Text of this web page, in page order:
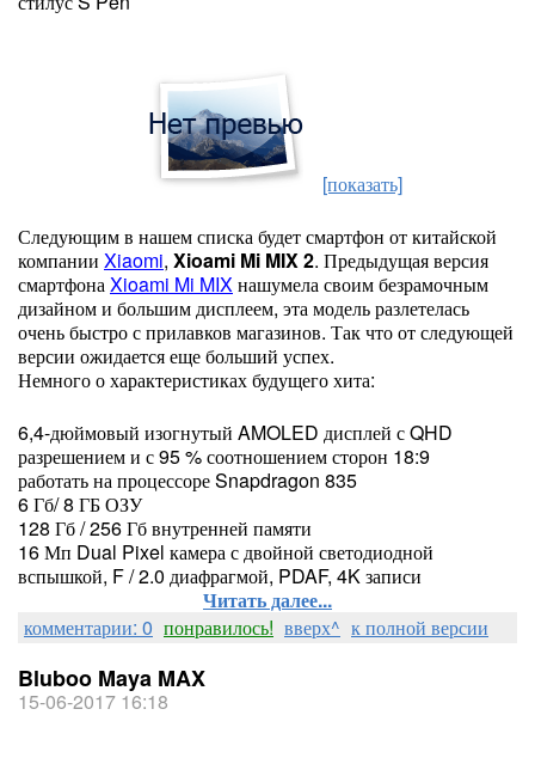
[показать]
Следующим в нашем списка будет смартфон от китайской
компании Xiaomi, Xioami Mi MIX 2. Предыдущая версия
смартфонаXioami Mi MIXнашумела своим безрамочным
дизайном и большим дисплеем, эта модель разлетелась
очень быстро с прилавков магазинов. Так что от следующей
версии ожидается еще больший успех.
Немного о характеристиках будущего хита:
6,4-дюймовый изогнутый AMOLED дисплей с QHD
разрешением и с 95 % соотношением сторон 18:9
работать на процессоре Snapdragon 835
6 Гб/ 8 ГБ ОЗУ
128 Гб / 256 Гб внутренней памяти
16 Мп Dual Pixel камера с двойной светодиодной
вспышкой, F / 2.0 диафрагмой, PDAF, 4K записи
Читать далее...
комментарии: 0 понравилось! вверх^ к полной версии
Bluboo Maya MAX
15-06-2017 16:18